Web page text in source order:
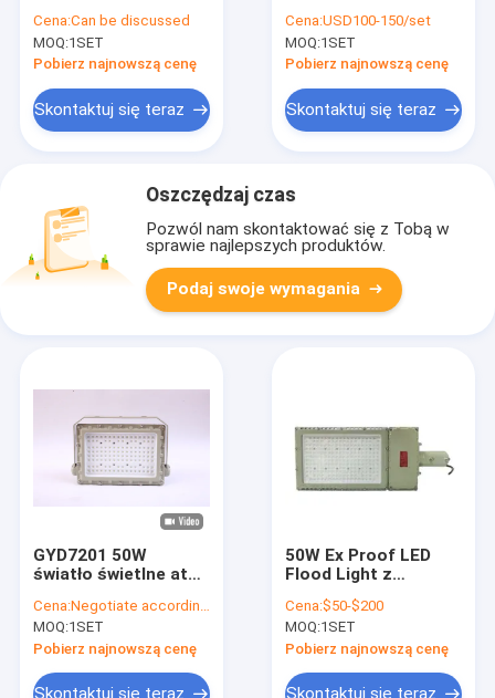
Cena:Can be discussed
MOQ:1SET
Pobierz najnowszą cenę
Skontaktuj się teraz
50hz/60hz Ex NR Eb
Mb ATEX
Certyfikowany
Cena:USD100-150/set
MOQ:1SET
Pobierz najnowszą cenę
Skontaktuj się teraz
Oszczędzaj czas
Pozwól nam skontaktować się z Tobą w
sprawie najlepszych produktów.
Podaj swoje wymagania
GYD7201 50W
światło świetlne atex
proof
Cena:Negotiate according to buyer's requirements
MOQ:1SET
Pobierz najnowszą cenę
50W Ex Proof LED
Flood Light z
opcjami montażu
Cena:$50-$200
MOQ:1SET
Pobierz najnowszą cenę